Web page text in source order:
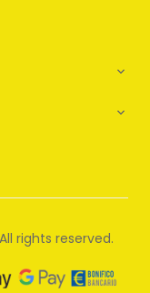


rights reserved.